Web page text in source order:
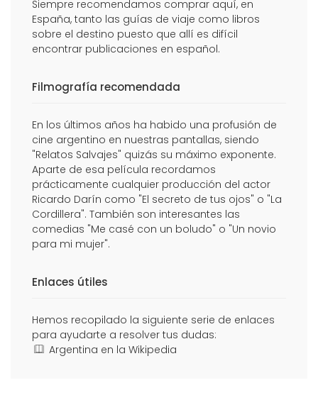
Siempre recomendamos comprar aquí, en
España, tanto las guías de viaje como libros
sobre el destino puesto que allí es difícil
encontrar publicaciones en español.
Filmografía recomendada
En los últimos años ha habido una profusión de
cine argentino en nuestras pantallas, siendo
"Relatos Salvajes" quizás su máximo exponente.
Aparte de esa película recordamos
prácticamente cualquier producción del actor
Ricardo Darín como "El secreto de tus ojos" o "La
Cordillera". También son interesantes las
comedias "Me casé con un boludo" o "Un novio
para mi mujer".
Enlaces útiles
Hemos recopilado la siguiente serie de enlaces
para ayudarte a resolver tus dudas:
Argentina en la Wikipedia